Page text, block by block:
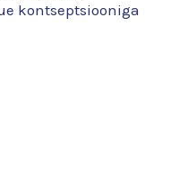
kontseptsiooniga